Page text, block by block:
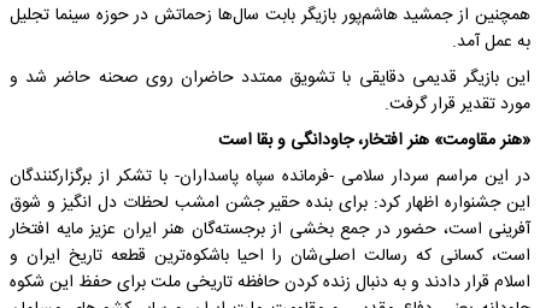
همچنین از جمشید هاشم‌پور بازیگر بابت سال‌ها زحماتش در حوزه سینما تجلیل
به عمل آمد.
این بازیگر قدیمی دقایقی با تشویق ممتدد حاضران روی صحنه حاضر شد و
مورد تقدیر قرار گرفت.
«هنر مقاومت» هنر افتخار، جاودانگی و بقا است
در این مراسم سردار سلامی -فرمانده سپاه پاسداران- با تشکر از برگزارکنندگان
این جشنواره اظهار کرد: برای بنده‌ حقیر جشن امشب لحظات دل انگیز و شوق
آفرینی است، حضور در جمع بخشی از برجسته‌گان هنر ایران عزیز مایه افتخار
است، کسانی که رسالت اصلی‌شان را احیا باشکوه‌ترین‌ قطعه تاریخ ایران‌ و
اسلام قرار دادند و به دنبال زنده کردن حافظه تاریخی ملت برای حفظ این شکوه